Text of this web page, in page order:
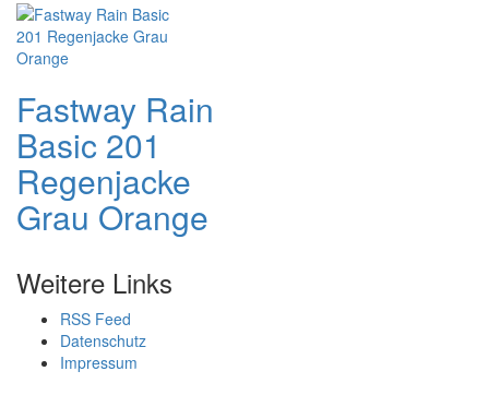
Fastway Rain
Basic 201
Regenjacke
Grau Orange
Weitere Links
RSS Feed
Datenschutz
Impressum